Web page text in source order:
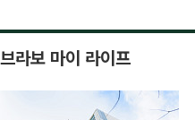
브라보 마이 라이프